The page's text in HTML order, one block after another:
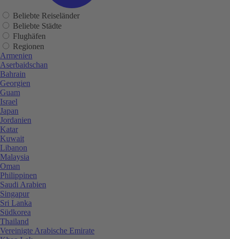
Beliebte Reiseländer
Beliebte Städte
Flughäfen
Regionen
Armenien
Aserbaidschan
Bahrain
Georgien
Guam
Israel
Japan
Jordanien
Katar
Kuwait
Libanon
Malaysia
Oman
Philippinen
Saudi Arabien
Singapur
Sri Lanka
Südkorea
Thailand
Vereinigte Arabische Emirate